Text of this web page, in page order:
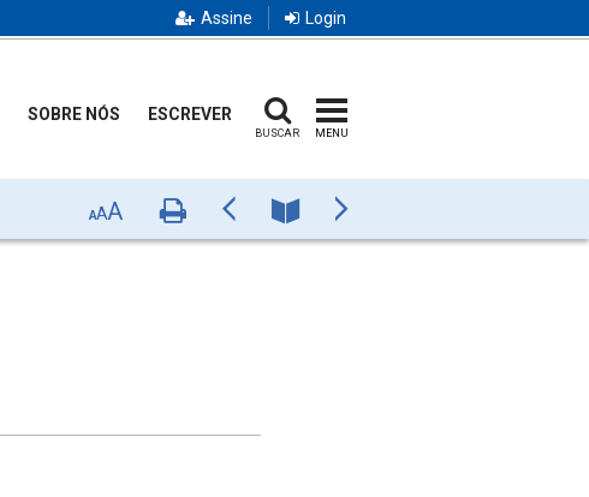
Assine Login
SOBRE NÓS ESCREVER
BUSCAR MENU
AAA ImprimirAnterior NúmeroPróximo